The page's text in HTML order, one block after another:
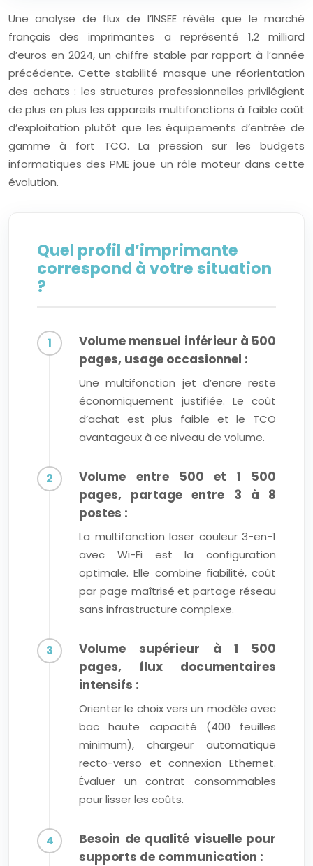
Une analyse de flux de l’INSEE révèle que le marché
français des imprimantes a représenté 1,2 milliard
d’euros en 2024, un chiffre stable par rapport à l’année
précédente. Cette stabilité masque une réorientation
des achats : les structures professionnelles privilégient
de plus en plus les appareils multifonctions à faible coût
d’exploitation plutôt que les équipements d’entrée de
gamme à fort TCO. La pression sur les budgets
informatiques des PME joue un rôle moteur dans cette
évolution.
Quel profil d’imprimante
correspond à votre situation
?
Volume mensuel inférieur à 500
pages, usage occasionnel :
Une multifonction jet d’encre reste
économiquement justifiée. Le coût
d’achat est plus faible et le TCO
avantageux à ce niveau de volume.
Volume entre 500 et 1 500
pages, partage entre 3 à 8
postes :
La multifonction laser couleur 3-en-1
avec Wi-Fi est la configuration
optimale. Elle combine fiabilité, coût
par page maîtrisé et partage réseau
sans infrastructure complexe.
Volume supérieur à 1 500
pages, flux documentaires
intensifs :
Orienter le choix vers un modèle avec
bac haute capacité (400 feuilles
minimum), chargeur automatique
recto-verso et connexion Ethernet.
Évaluer un contrat consommables
pour lisser les coûts.
Besoin de qualité visuelle pour
supports de communication :